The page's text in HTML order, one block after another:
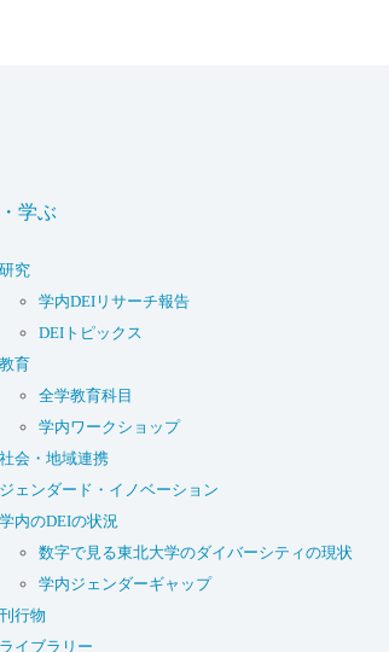
学ぶ
研究
学内DEIリサーチ報告
DEIトピックス
教育
全学教育科目
学内ワークショップ
社会・地域連携
ジェンダード・イノベーション
学内のDEIの状況
数字で見る東北大学のダイバーシティの現状
学内ジェンダーギャップ
刊行物
ライブラリー